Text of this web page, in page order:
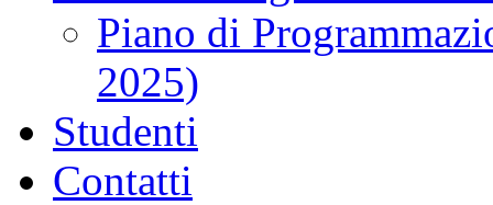
Piano di
2025)
Studenti
Contatti